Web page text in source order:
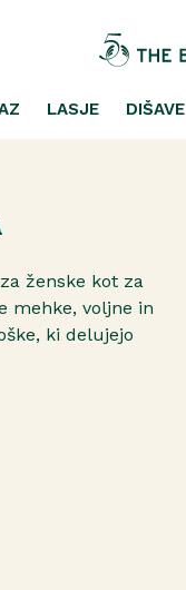
LASJE DIŠAVE
ženske kot za
mehke, voljne in
ki delujejo